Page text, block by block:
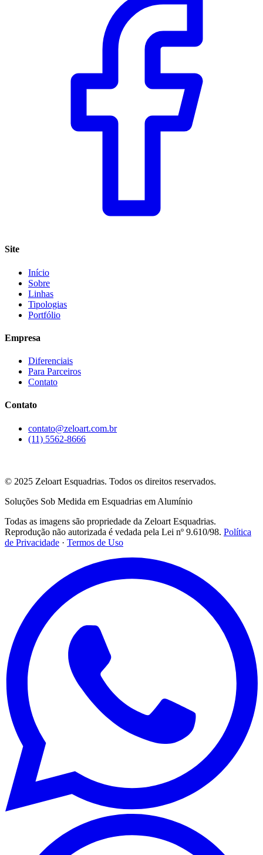
Site
Início
Sobre
Linhas
Tipologias
Portfólio
Empresa
Diferenciais
Para Parceiros
Contato
Contato
contato@zeloart.com.br
(11) 5562-8666
© 2025 Zeloart Esquadrias. Todos os direitos reservados.
Soluções Sob Medida em Esquadrias em Alumínio
Todas as imagens são propriedade da Zeloart Esquadrias.
Reprodução não autorizada é vedada pela Lei nº 9.610/98. Política
de Privacidade · Termos de Uso